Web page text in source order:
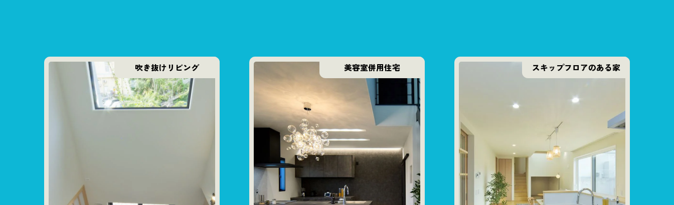
吹き抜けリビング 美容室併用住宅 スキップフロアのある家